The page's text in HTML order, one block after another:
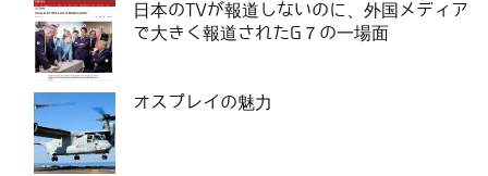
日本のTVが報道しないのに、外国メディア
で大きく報道されたG７の一場面
オスプレイの魅力